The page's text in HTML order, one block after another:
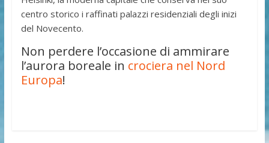
centro storico i raffinati palazzi residenziali degli inizi
del Novecento.
Non perdere l’occasione di ammirare
l’aurora boreale in crociera nel Nord
Europa!